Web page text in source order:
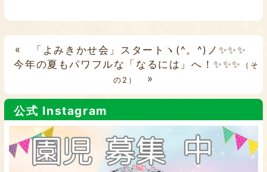
«
「よみきかせ会」スタートヽ(^。^)ノ✨✨✨
今年の夏もパワフルな「なるには」へ！✨✨✨
（そ
の2）
»
公式 Instagram